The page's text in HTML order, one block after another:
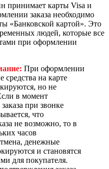
принимает карты Visa и
заказа необходимо
«Банковской картой». Это
людей, которые все
при оформлении
При оформлении
средства на карте
но не
в момент
при звонке
что
не возможно, то в
часов
денежные
и становятся
для покупателя.